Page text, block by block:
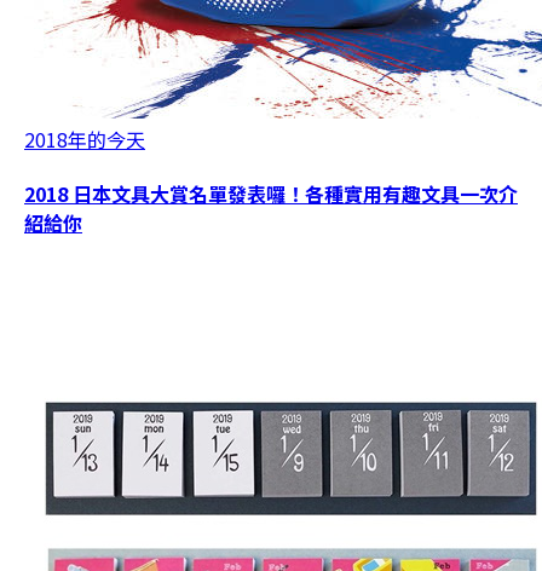
2018年的今天
2018 日本文具大賞名單發表囉！各種實用有趣文具一次介
紹給你